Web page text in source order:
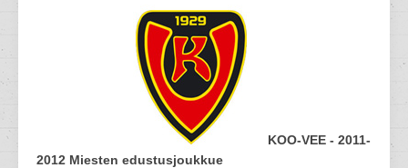
KOO-VEE - 2011-
2012 Miesten edustusjoukkue